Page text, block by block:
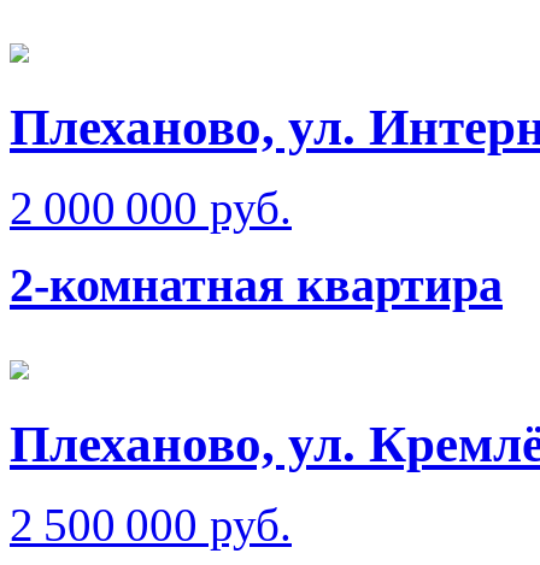
Плеханово, ул.
2 000 000 руб.
2-комнатная квартира
Плеханово, ул.
2 500 000 руб.